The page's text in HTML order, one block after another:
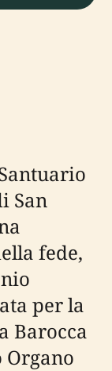
San
fede,
per la
Barocca
Organo